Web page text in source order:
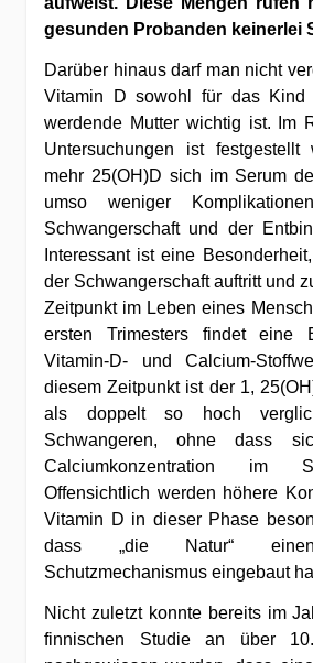
gesunden Probanden keinerlei
Darüber hinaus darf man nicht
Vitamin D sowohl für das
werdende Mutter wichtig ist. Im
Untersuchungen ist
mehr 25(OH)D sich im Serum
umso weniger
Schwangerschaft und der
Interessant ist eine
der Schwangerschaft auftritt und
Zeitpunkt im Leben eines
ersten Trimesters findet eine
Vitamin-D- und Calcium-
diesem Zeitpunkt ist der 1,
als doppelt so hoch
Schwangeren, ohne dass
Calciumkonzentration im
Offensichtlich werden höhere
Vitamin D in dieser Phase
dass „die Natur“ einen
Schutzmechanismus eingebaut
Nicht zuletzt konnte bereits im
finnischen Studie an über